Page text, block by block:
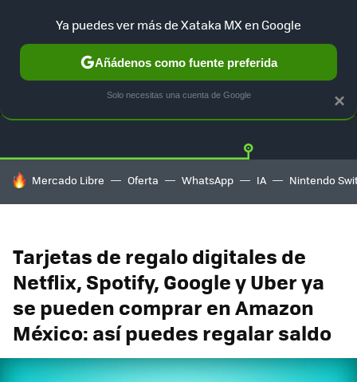
GUÍA DE COMPRAS MERCADO LIBRE
HOY SE HABLA DE
Mercado Libre Oferta WhatsApp IA Nintendo
Tarjetas de regalo digitales de
Netflix, Spotify, Google y Uber ya
se pueden comprar en Amazon
México: así puedes regalar saldo
×
Ya puedes ver más de Xataka MX en Google
Añádenos como fuente preferida
Solo necesitas una cuenta de Google